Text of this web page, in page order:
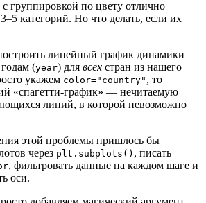
группировкой по цвету отлично
3–5 категорий. Но что делать, если их
линейный график динамики
(year) для всех стран из нашего
укажем color="country" , то
«спагетти-график» — нечитаемую
линий, в которой невозможно
этой проблемы пришлось бы
через plt.subplots() , писать
, фильтровать данные на каждом шаге и
оси.